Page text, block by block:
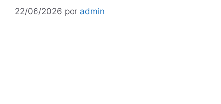
22/06/2026 por admin